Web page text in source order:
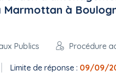
0
à
Publics Procédure
Limite de réponse : 09/09/